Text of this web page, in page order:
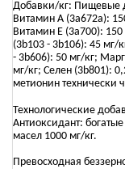
Добавки/кг: Пищевые
Витамин А (3а672а):
Витамин Е (3а700):
(3b103 - 3b106): 45 мг/
- 3b606): 50 мг/кг;
мг/кг; Селен (3b801):
метионин технически
Технологические
Антиоксидант:
масел 1000 мг/кг.
Превосходная